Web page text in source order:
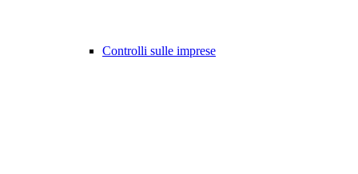
Controlli sulle imprese